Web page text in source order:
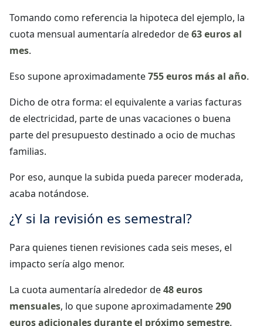
Tomando como referencia la hipoteca del ejemplo, la
cuota mensual aumentaría alrededor de63 euros al
mes.
Eso supone aproximadamente755 euros más al año.
Dicho de otra forma: el equivalente a varias facturas
de electricidad, parte de unas vacaciones o buena
parte del presupuesto destinado a ocio de muchas
familias.
Por eso, aunque la subida pueda parecer moderada,
acaba notándose.
¿Y si la revisión es semestral?
Para quienes tienen revisiones cada seis meses, el
impacto sería algo menor.
La cuota aumentaría alrededor de48 euros
mensuales, lo que supone aproximadamente290
euros adicionales durante el próximo semestre.